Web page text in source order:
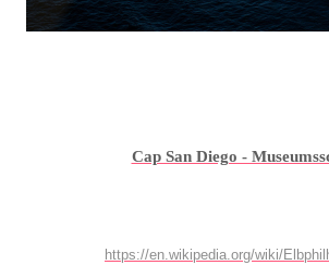
Cap San Diego -
https://en.wikipedia.org/wiki/